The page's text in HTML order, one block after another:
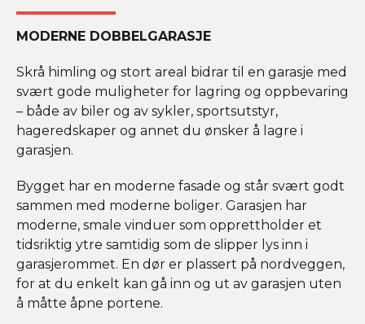
MODERNE DOBBELGARASJE
Skrå himling og stort areal bidrar til en garasje med
svært gode muligheter for lagring og oppbevaring
– både av biler og av sykler, sportsutstyr,
hageredskaper og annet du ønsker å lagre i
garasjen.
Bygget har en moderne fasade og står svært godt
sammen med moderne boliger. Garasjen har
moderne, smale vinduer som opprettholder et
tidsriktig ytre samtidig som de slipper lys inn i
garasjerommet. En dør er plassert på nordveggen,
for at du enkelt kan gå inn og ut av garasjen uten
å måtte åpne portene.